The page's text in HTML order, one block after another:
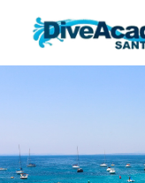
contenido